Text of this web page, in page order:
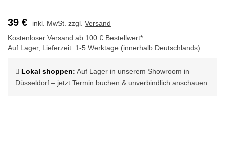
e
n
39 € inkl. MwSt. zzgl. Versand
Kostenloser Versand ab 100 € Bestellwert*
Auf Lager, Lieferzeit: 1-5 Werktage (innerhalb Deutschlands)
Lokal shoppen: Auf Lager in unserem Showroom in
Düsseldorf – jetzt Termin buchen & unverbindlich anschauen.